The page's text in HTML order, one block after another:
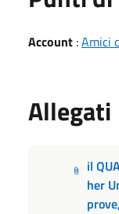
Account :Amici
Allegati
il
her